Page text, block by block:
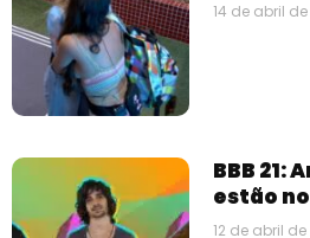
14 de abril de
BBB 21:
estão
12 de abril de